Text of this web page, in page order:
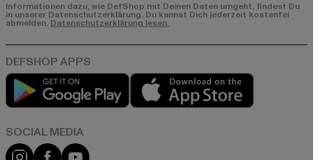
Informationen dazu, wie DefShop mit Deinen Daten umgeht, findest Du
in unserer Datenschutzerklärung. Du kannst Dich jederzeit kostenfei
abmelden. Datenschutzerklärung lesen.
Play market
Instagram
FacebookYouTube